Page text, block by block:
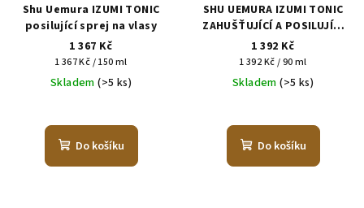
Shu Uemura IZUMI TONIC
posilující sprej na vlasy
1 367 Kč
Měrná
cena:
1 367 Kč / 150 ml
Skladem(>5 ks)
Do košíku
SHU UEMURA IZUMI TONIC
ZAHUŠŤUJÍCÍ A POSILUJÍCÍ
SÉRUM 90 ml
1 392 Kč
Měrná
cena:
1 392 Kč / 90 ml
Skladem(>5 ks)
Do košíku